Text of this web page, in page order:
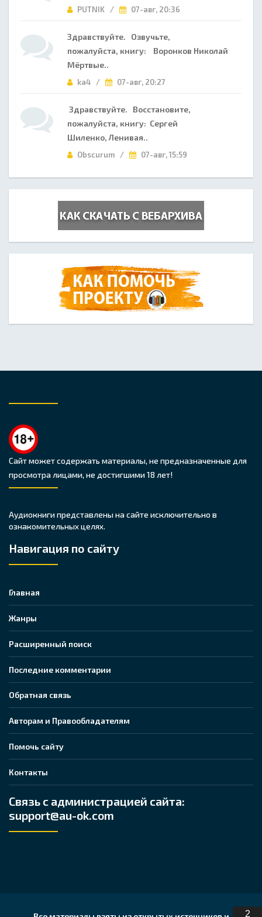
1
PUTNIK / 07-авг, 20:36
Здравствуйте. Озвучьте,
пожалуйста, книгу: Воронков Николай
Мёртвые..
ka4 / 07-авг, 20:27
Здравствуйте. Восстановите,
пожалуйста, книгу: Сергей
Шиленко, Ленивая..
Obscurum / 07-авг, 15:59
Сайт может содержать материалы, не предназначенные для
просмотра лицами, не достигшими 18 лет!
Аудиокниги представлены на сайте исключительно в
ознакомительных целях.
Навигация по сайту
Главная
Жанры
Расширенный поиск
Последние комментарии
Обратная связь
Авторам и Правообладателям
Помочь сайту
Контакты
Связь с администрацией сайта:
support@au-ok.com